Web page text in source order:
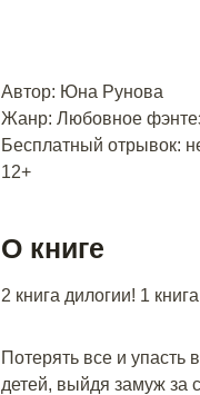
Автор: Юна Рунова
Жанр: Любовное
Бесплатный отрывок:
12+
О книге
2 книга дилогии! 1
Потерять все и
детей, выйдя замуж за